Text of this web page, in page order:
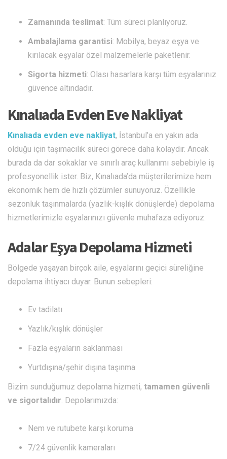
Zamanında teslimat: Tüm süreci planlıyoruz.
Ambalajlama garantisi: Mobilya, beyaz eşya ve
kırılacak eşyalar özel malzemelerle paketlenir.
Sigorta hizmeti: Olası hasarlara karşı tüm eşyalarınız
güvence altındadır.
Kınalıada Evden Eve Nakliyat
Kınalıada evden eve nakliyat, İstanbul’a en yakın ada
olduğu için taşımacılık süreci görece daha kolaydır. Ancak
burada da dar sokaklar ve sınırlı araç kullanımı sebebiyle iş
profesyonellik ister. Biz, Kınalıada’da müşterilerimize hem
ekonomik hem de hızlı çözümler sunuyoruz. Özellikle
sezonluk taşınmalarda (yazlık-kışlık dönüşlerde) depolama
hizmetlerimizle eşyalarınızı güvenle muhafaza ediyoruz.
Adalar Eşya Depolama Hizmeti
Bölgede yaşayan birçok aile, eşyalarını geçici süreliğine
depolama ihtiyacı duyar. Bunun sebepleri:
Ev tadilatı
Yazlık/kışlık dönüşler
Fazla eşyaların saklanması
Yurtdışına/şehir dışına taşınma
Bizim sunduğumuz depolama hizmeti, tamamen güvenli
ve sigortalıdır. Depolarımızda:
Nem ve rutubete karşı koruma
7/24 güvenlik kameraları